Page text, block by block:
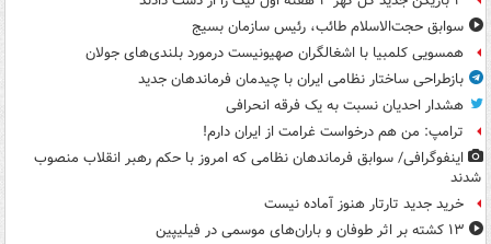
سوابق حجت‌الاسلام طائب، رئیس سازمان بسیج
همسویی کلمبیا با اشغالگران صهیونیست درمورد بلندی‌های جولان
بازطراحی ساختار نظامی ایران با چیدمان فرماندهان جدید
هشدار احدیان نسبت به یک فرقه انحرافی
ترامپ: من هم درخواست غرامت از ایران دارم!
اینفوگرافی/ سوابق فرماندهان نظامی که امروز با حکم رهبر انقلاب منصوب
شدند
خرید جدید تارتار هنوز آماده نیست
۱۳ کشته بر اثر طوفان و باران‌های موسمی در فیلیپین